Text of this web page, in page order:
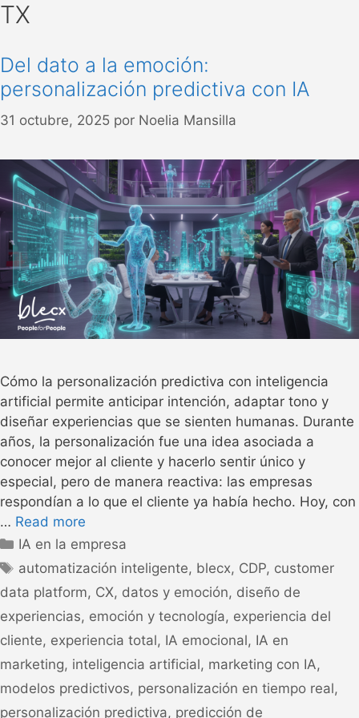
TX
Del dato a la emoción:
personalización predictiva con IA
31 octubre, 2025 por Noelia Mansilla
Cómo la personalización predictiva con inteligencia
artificial permite anticipar intención, adaptar tono y
diseñar experiencias que se sienten humanas. Durante
años, la personalización fue una idea asociada a
conocer mejor al cliente y hacerlo sentir único y
especial, pero de manera reactiva: las empresas
respondían a lo que el cliente ya había hecho. Hoy, con
… Read more
IA en la empresa
automatización inteligente, blecx, CDP, customer
data platform, CX, datos y emoción, diseño de
experiencias, emoción y tecnología, experiencia del
cliente, experiencia total, IA emocional, IA en
marketing, inteligencia artificial, marketing con IA,
modelos predictivos, personalización en tiempo real,
personalización predictiva, predicción de